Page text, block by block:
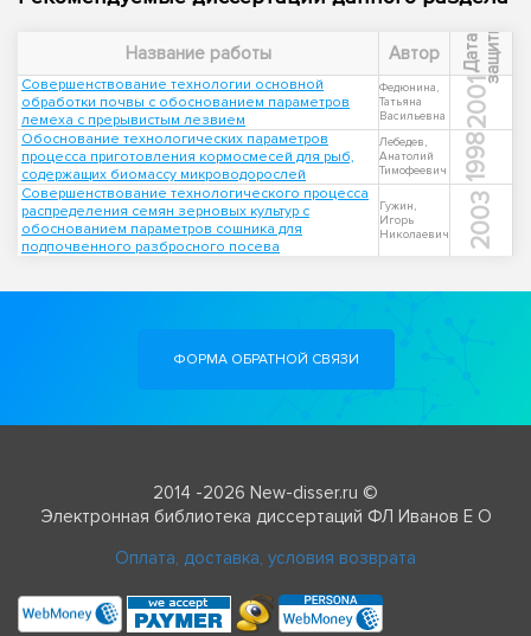
Название работы Автор Д
а
т
а
з
а
щ
и
т ы
Совершенствование технологии основной
обработки почвы с обоснованием параметров
лемеха с прерывистым лезвием
Федюнина,
Татьяна
Васильевна
2001
Обоснование технологических параметров
процесса приготовления кормосмесей для рыб,
содержащих биомассу микроводорослей
Лебедев,
Анатолий
Тимофеевич
1998
Совершенствование технологического процесса
распределения семян зерновых культур с
обоснованием параметров сошника для
подпочвенного разбросного посева
Гужин,
Игорь
Николаевич
2003
ФОРМА ОБРАТНОЙ СВЯЗИ
2014 -2026 New-disser.ru ©
Электронная библиотека диссертаций ФЛ Иванов Е О
Оплата, доставка, условия возврата